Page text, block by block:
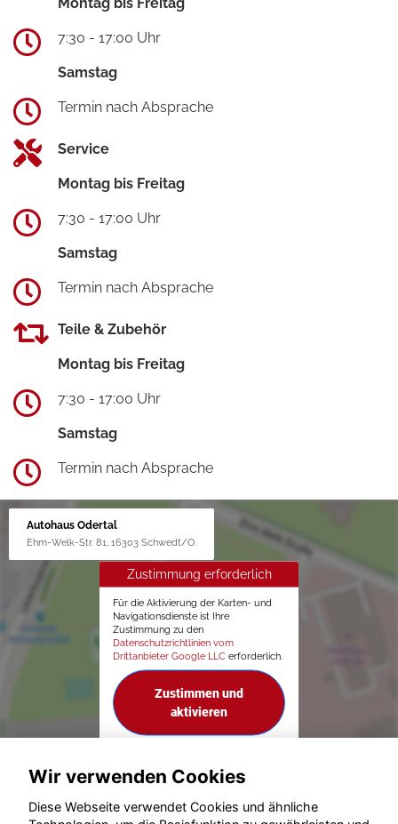
7:30 - 17:00 Uhr
Samstag
Termin nach Absprache
Service
Montag bis Freitag
7:30 - 17:00 Uhr
Samstag
Termin nach Absprache
Teile & Zubehör
Montag bis Freitag
7:30 - 17:00 Uhr
Samstag
Termin nach Absprache
Autohaus Odertal
Ehm-Welk-Str. 81, 16303 Schwedt/O.
Zustimmung erforderlich
Für die Aktivierung der Karten- und
Navigationsdienste ist Ihre
Zustimmung zu den
Datenschutzrichtlinien vom
Drittanbieter Google LLC erforderlich.
Zustimmen und
aktivieren
Wir verwenden Cookies
Diese Webseite verwendet Cookies und ähnliche